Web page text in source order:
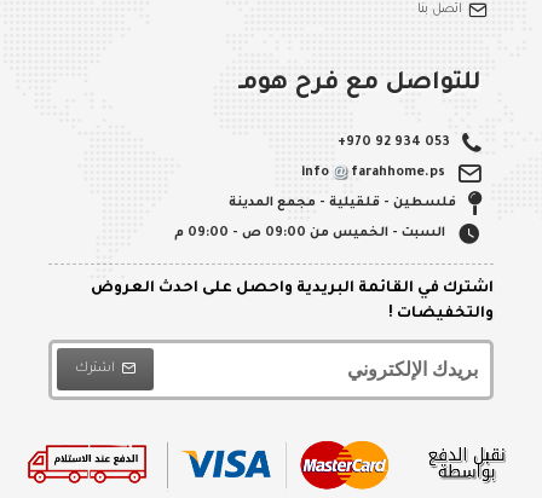
اتصل بنا
للتواصل مع فرح هومـ
+970 92 934 053
info farahhome.ps
فلسطين - قلقيلية - مجمع المدينة
السبت - الخميس من 09:00 ص - 09:00 م
اشترك في القائمة البريدية واحصل على احدث العروض
والتخفيضات !
اشترك